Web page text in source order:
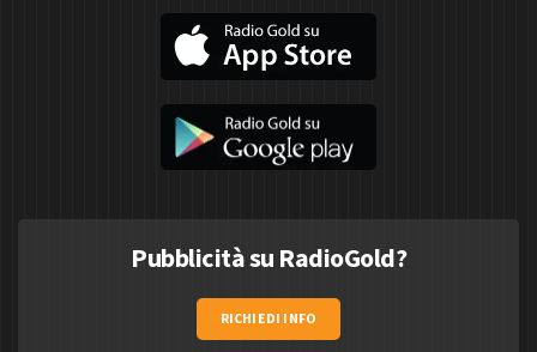
Pubblicità su RadioGold?
RICHIEDI INFO